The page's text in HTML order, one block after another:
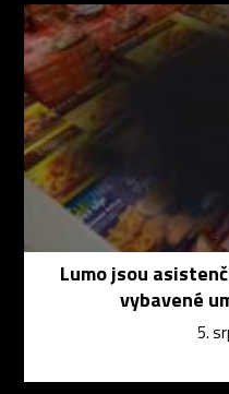
Lumo jsou
vybavené
5.